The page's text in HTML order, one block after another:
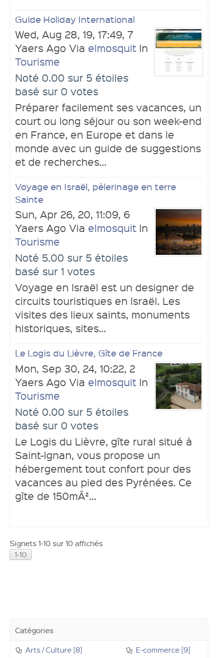
Guide Holiday International
Wed, Aug 28, 19, 17:49, 7
Yaers Ago Via elmosquit In
Tourisme
Noté 0.00 sur 5 étoiles
basé sur 0 votes
Préparer facilement ses vacances, un
court ou long séjour ou son week-end
en France, en Europe et dans le
monde avec un guide de suggestions
et de recherches...
Voyage en Israël, pèlerinage en terre
Sainte
Sun, Apr 26, 20, 11:09, 6
Yaers Ago Via elmosquit In
Tourisme
Noté 5.00 sur 5 étoiles
basé sur 1 votes
Voyage en Israël est un designer de
circuits touristiques en Israël. Les
visites des lieux saints, monuments
historiques, sites...
Le Logis du Lièvre, Gîte de France
Mon, Sep 30, 24, 10:22, 2
Yaers Ago Via elmosquit In
Tourisme
Noté 0.00 sur 5 étoiles
basé sur 0 votes
Le Logis du Lièvre, gîte rural situé à
Saint-Ignan, vous propose un
hébergement tout confort pour des
vacances au pied des Pyrénées. Ce
gîte de 150mÂ²...
Signets 1-10 sur 10 affichés
1-10
Catégories
Arts / Culture [8]
E-commerce [9]